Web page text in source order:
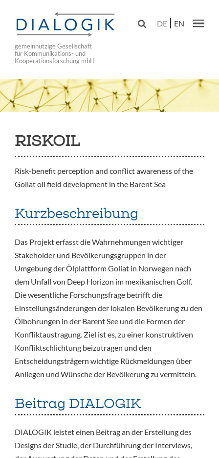
main
navigation
gemeinnützige Gesellschaft
für Kommunikations- und
Kooperationsforschung mbH
 DE EN
RISKOIL
Risk-benefit perception and conflict awareness of the
Goliat oil field development in the Barent Sea
Kurzbeschreibung
Das Projekt erfasst die Wahrnehmungen wichtiger
Stakeholder und Bevölkerungsgruppen in der
Umgebung der Ölplattform Goliat in Norwegen nach
dem Unfall von Deep Horizon im mexikanischen Golf.
Die wesentliche Forschungsfrage betrifft die
Einstellungsänderungen der lokalen Bevölkerung zu den
Ölbohrungen in der Barent See und die Formen der
Konfliktaustragung. Ziel ist es, zu einer konstruktiven
Konfliktschlichtung beizutragen und den
Entscheidungsträgern wichtige Rückmeldungen über
Anliegen und Wünsche der Bevölkerung zu vermitteln.
Beitrag DIALOGIK
DIALOGIK leistet einen Beitrag an der Erstellung des
Designs der Studie, der Durchführung der Interviews,